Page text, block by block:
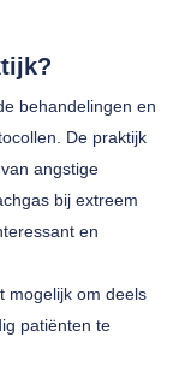
behandelingen en
De praktijk
angstige
bij extreem
en
mogelijk om deels
patiënten te